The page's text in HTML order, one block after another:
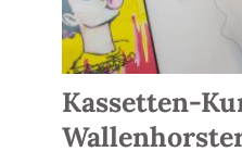
Kassetten-